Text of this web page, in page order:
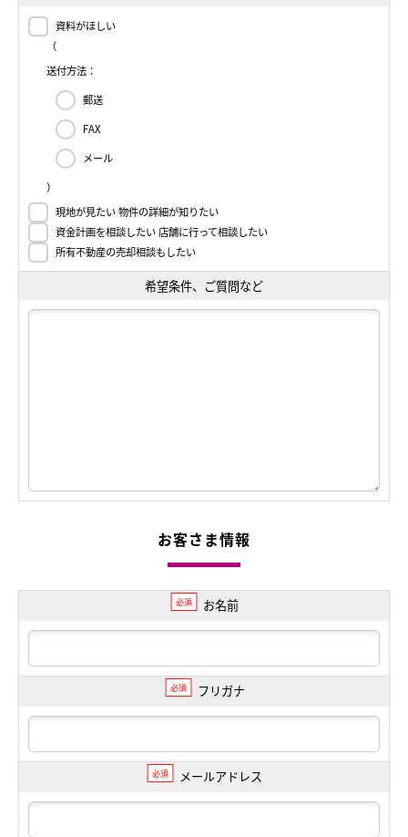
資料がほしい
（
送付方法：
郵送
FAX
メール
）
現地が見たい 物件の詳細が知りたい
資金計画を相談したい 店舗に行って相談したい
所有不動産の売却相談もしたい
希望条件、ご質問など
お客さま情報
必須 お名前
必須 フリガナ
必須 メールアドレス